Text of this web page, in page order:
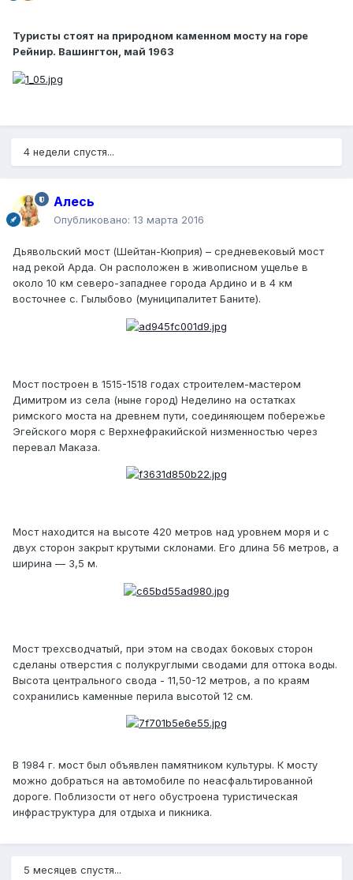
Туристы стоят на природном каменном мосту на горе
Рейнир. Вашингтон, май 1963
4 недели спустя...
Алесь
Опубликовано: 13 марта 2016
Дьявольский мост (Шейтан-Кюприя) – средневековый мост
над рекой Арда. Он расположен в живописном ущелье в
около 10 км северо-западнее города Ардино и в 4 км
восточнее с. Гылыбово (муниципалитет Баните).
Мост построен в 1515-1518 годах строителем-мастером
Димитром из села (ныне город) Неделино на остатках
римского моста на древнем пути, соединяющем побережье
Эгейского моря с Верхнефракийской низменностью через
перевал Маказа.
Мост находится на высоте 420 метров над уровнем моря и с
двух сторон закрыт крутыми склонами. Его длина 56 метров, а
ширина — 3,5 м.
Мост трехсводчатый, при этом на сводах боковых сторон
сделаны отверстия с полукруглыми сводами для оттока воды.
Высота центрального свода - 11,50-12 метров, а по краям
сохранились каменные перила высотой 12 см.
В 1984 г. мост был объявлен памятником культуры. К мосту
можно добраться на автомобиле по неасфальтированной
дороге. Поблизости от него обустроена туристическая
инфраструктура для отдыха и пикника.
5 месяцев спустя...